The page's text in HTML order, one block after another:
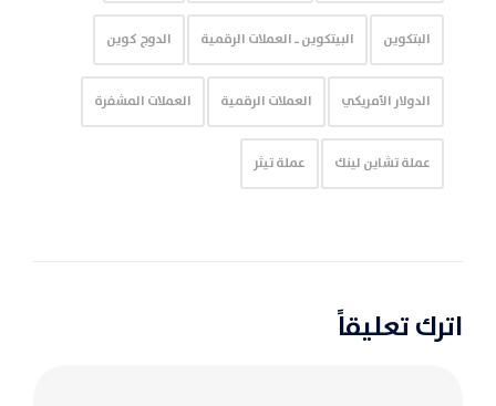
البتكوين البيتكوين ـ العملات الرقمية الدوج كوين
الدولار الأمريكي العملات الرقمية العملات المشفرة
عملة تشاين لينك عملة تيثر
اترك تعليقاً